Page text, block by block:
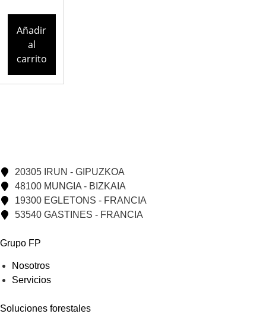
Añadir
al
carrito
20305 IRUN - GIPUZKOA
48100 MUNGIA - BIZKAIA
19300 EGLETONS - FRANCIA
53540 GASTINES - FRANCIA
Grupo FP
Nosotros
Servicios
Soluciones forestales